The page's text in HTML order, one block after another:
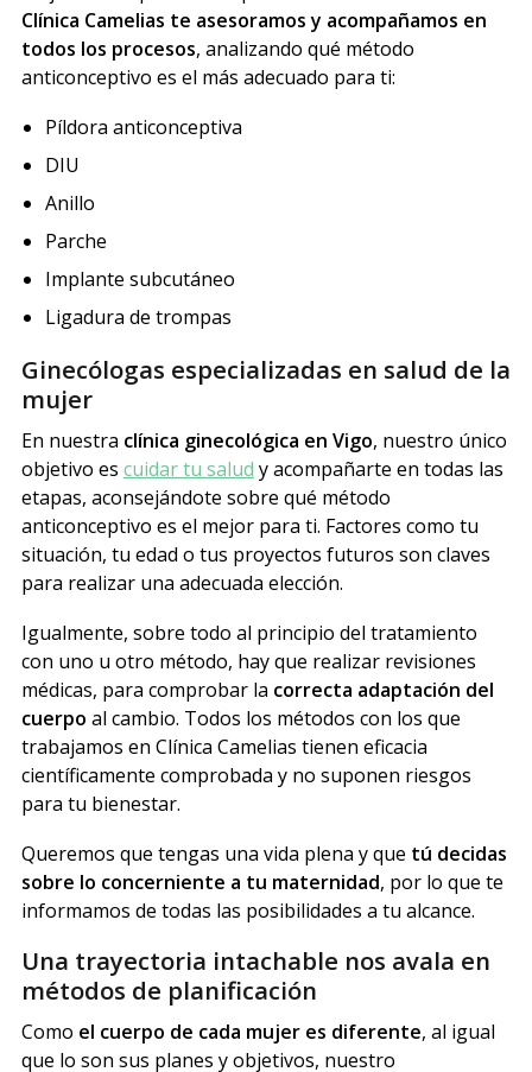
Clínica Camelias te asesoramos y acompañamos en
todos los procesos, analizando qué método
anticonceptivo es el más adecuado para ti:
Píldora anticonceptiva
DIU
Anillo
Parche
Implante subcutáneo
Ligadura de trompas
Ginecólogas especializadas en salud de la
mujer
En nuestra clínica ginecológica en Vigo, nuestro único
objetivo es cuidar tu salud y acompañarte en todas las
etapas, aconsejándote sobre qué método
anticonceptivo es el mejor para ti. Factores como tu
situación, tu edad o tus proyectos futuros son claves
para realizar una adecuada elección.
Igualmente, sobre todo al principio del tratamiento
con uno u otro método, hay que realizar revisiones
médicas, para comprobar la correcta adaptación del
cuerpo al cambio. Todos los métodos con los que
trabajamos en Clínica Camelias tienen eficacia
científicamente comprobada y no suponen riesgos
para tu bienestar.
Queremos que tengas una vida plena y que tú decidas
sobre lo concerniente a tu maternidad, por lo que te
informamos de todas las posibilidades a tu alcance.
Una trayectoria intachable nos avala en
métodos de planificación
Como el cuerpo de cada mujer es diferente, al igual
que lo son sus planes y objetivos, nuestro